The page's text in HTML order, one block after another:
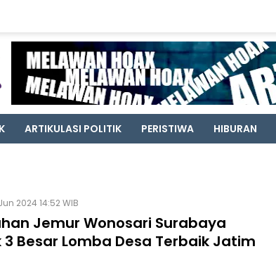
ARTIKULASI POLITIK PERISTIWA HIBURAN
2024 14:52 WIB
Jemur Wonosari Surabaya
3 Besar Lomba Desa Terbaik Jatim